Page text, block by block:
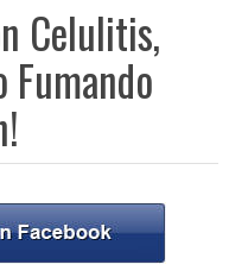
Celulitis,
Fumando